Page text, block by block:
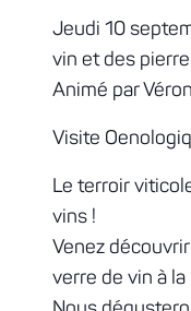
Jeudi 10
vin et des
Animé par
Visite
Le terroir
vins !
Venez
verre de vin à la